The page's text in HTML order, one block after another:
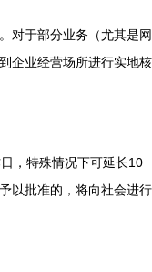
对于部分业务（尤其是网
企业经营场所进行实地核
，特殊情况下可延长10
以批准的，将向社会进行